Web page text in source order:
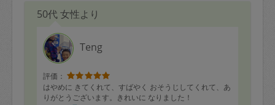
50代 女性より
Teng
評価：
はやめに きてくれて、すばやく おそうじしてくれて、あ
りがとうございます。きれいに なりました！